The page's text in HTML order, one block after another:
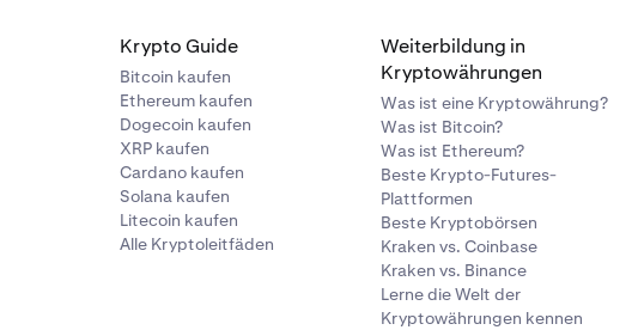
Krypto Guide
Bitcoin kaufen
Ethereum kaufen
Dogecoin kaufen
XRP kaufen
Cardano kaufen
Solana kaufen
Litecoin kaufen
Alle Kryptoleitfäden
Weiterbildung in
Kryptowährungen
Was ist eine Kryptowährung?
Was ist Bitcoin?
Was ist Ethereum?
Beste Krypto-Futures-
Plattformen
Beste Kryptobörsen
Kraken vs. Coinbase
Kraken vs. Binance
Lerne die Welt der
Kryptowährungen kennen